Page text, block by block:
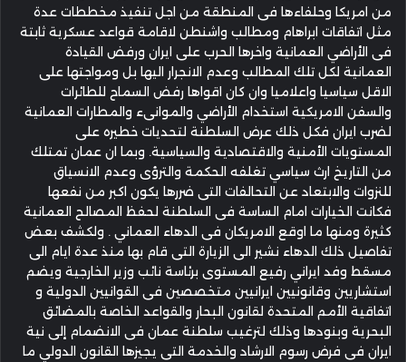
من امريكا وحلفاءها فى المنطقة من اجل تنفيذ مخططات عدة
مثل اتفاقات ابراهام ومطالب واشنطن لاقامة قواعد عسكرية ثابتة
فى الأراضي العمانية واخرها الحرب على ايران ورفض القيادة
العمانية لكل تلك المطالب وعدم الانجرار اليها بل ومواجتها على
الاقل سياسيا واعلاميا وان كان اقواها رفض السماح للطائرات
والسفن الامريكية استخدام الأراضي والموانىء والمطارات العمانية
لضرب ايران فكل ذلك عرض السلطنة لتحديات خطيره على
المستويات الأمنية والاقتصادية والسياسية. وبما ان عمان تمتلك
من التاريخ ارث سياسي تغلفه الحكمة والترؤى وعدم الانسياق
للنزوات والابتعاد عن التحالفات التى ضررها يكون اكبر من نفعها
فكانت الخيارات امام الساسة فى السلطنة لحفظ المصالح العمانية
كثيرة ومنها ما اوقع الامريكان فى الدهاء العماني . ولكشف بعض
تفاصيل ذلك الدهاء نشير الى الزيارة التى قام بها منذ عدة ايام الى
مسقط وفد ايراني رفيع المستوى برئاسة نائب وزير الخارجية ويضم
استشاريين وقانونيين ايرانيين متخصصين فى القوانيين الدولية و
اتفاقية الأمم المتحدة لقانون البحار والقواعد الخاصة بالمضائق
البحرية وبنودها وذلك لترغيب سلطنة عمان فى الانضمام إلى نية
ايران فى فرض رسوم الارشاد والخدمة التى يجيزها القانون الدولي ما